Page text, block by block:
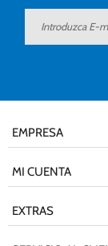
EMPRESA
MI CUENTA
EXTRAS